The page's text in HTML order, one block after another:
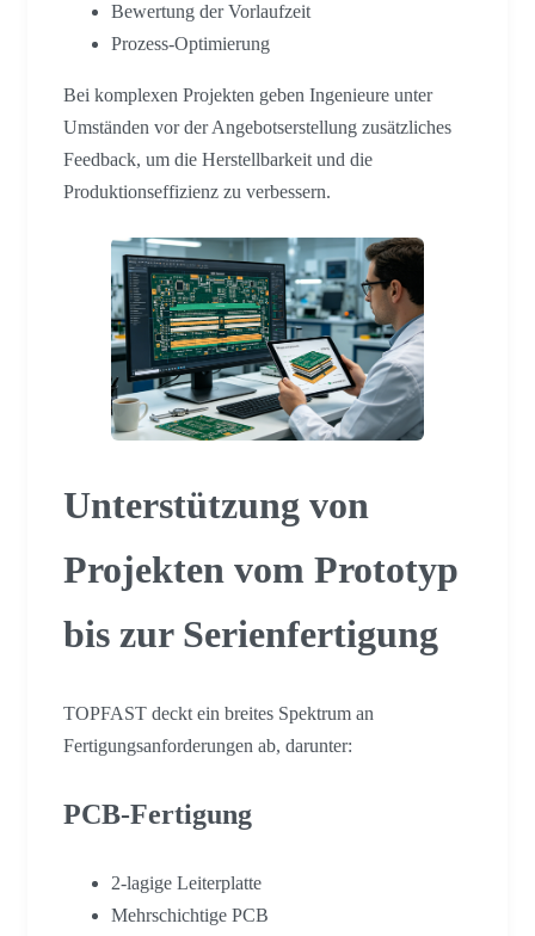
Bewertung der Vorlaufzeit
Prozess-Optimierung
Bei komplexen Projekten geben Ingenieure unter
Umständen vor der Angebotserstellung zusätzliches
Feedback, um die Herstellbarkeit und die
Produktionseffizienz zu verbessern.
Unterstützung von
Projekten vom Prototyp
bis zur Serienfertigung
TOPFAST deckt ein breites Spektrum an
Fertigungsanforderungen ab, darunter:
PCB-Fertigung
2-lagige Leiterplatte
Mehrschichtige PCB